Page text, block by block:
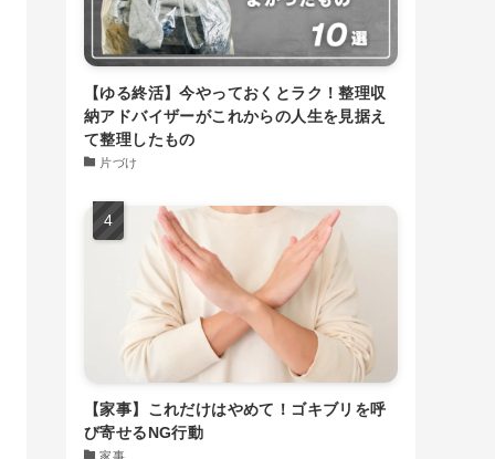
【ゆる終活】今やっておくとラク！整理収
納アドバイザーがこれからの人生を見据え
て整理したもの
片づけ
【家事】これだけはやめて！ゴキブリを呼
び寄せるNG行動
家事